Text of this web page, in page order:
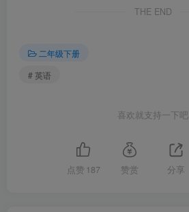
THE END
二年级下册
# 英语
喜欢就支持一下吧
点赞 187 赞赏 分享